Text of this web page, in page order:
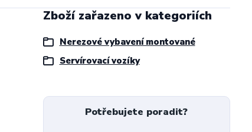
Zboží zařazeno v kategoriích
Nerezové vybavení montované
Servírovací vozíky
Potřebujete poradit?